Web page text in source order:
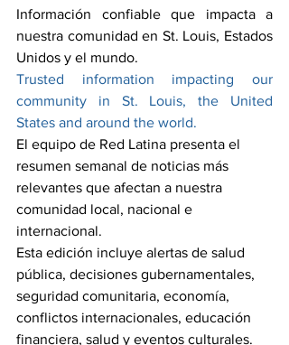
Información confiable que impacta a
nuestra comunidad en St. Louis, Estados
Unidos y el mundo.
Trusted information impacting our
community in St. Louis, the United
States and around the world.
El equipo de Red Latina presenta el
resumen semanal de noticias más
relevantes que afectan a nuestra
comunidad local, nacional e
internacional.
Esta edición incluye alertas de salud
pública, decisiones gubernamentales,
seguridad comunitaria, economía,
conflictos internacionales, educación
financiera, salud y eventos culturales.